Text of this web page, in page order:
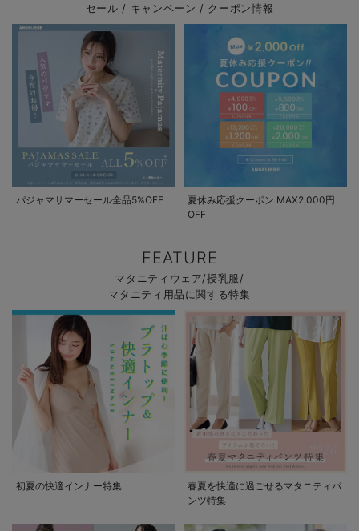
セール / キャンペーン / クーポン情報
パジャマサマーセール全品5%OFF
夏休み応援クーポン MAX2,000円
OFF
FEATURE
マタニティウェア/授乳服/
マタニティ用品に関する特集
初夏の快適インナー特集
春夏を快適に過ごせるマタニティパ
ンツ特集